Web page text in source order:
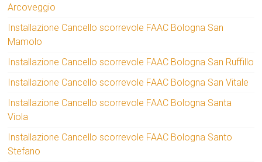
Arcoveggio
Installazione Cancello scorrevole FAAC Bologna San
Mamolo
Installazione Cancello scorrevole FAAC Bologna San Ruffillo
Installazione Cancello scorrevole FAAC Bologna San Vitale
Installazione Cancello scorrevole FAAC Bologna Santa
Viola
Installazione Cancello scorrevole FAAC Bologna Santo
Stefano